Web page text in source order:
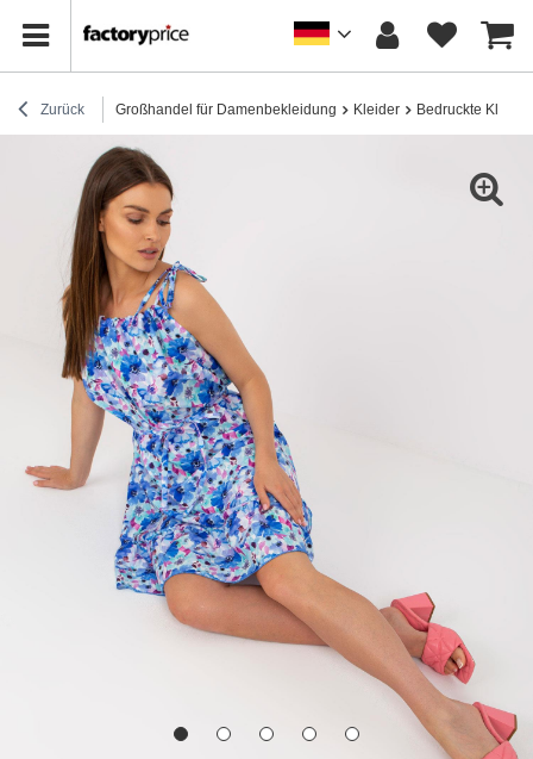
Zurück Großhandel für Damenbekleidung Kleider Bedruckte Kleider